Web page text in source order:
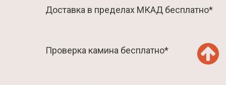
Доставка в пределах МКАД бесплатно*
Проверка камина бесплатно*